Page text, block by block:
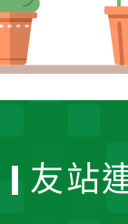
友站